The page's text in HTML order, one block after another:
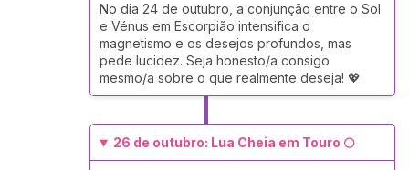
No dia 24 de outubro, a conjunção entre o Sol
e Vénus em Escorpião intensifica o
magnetismo e os desejos profundos, mas
pede lucidez. Seja honesto/a consigo
mesmo/a sobre o que realmente deseja! 💖
26 de outubro: Lua Cheia em Touro 🌕